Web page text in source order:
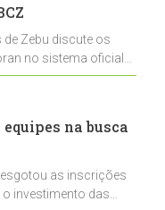
Zebu discute os
no sistema oficial
expansão na
na busca
as inscrições
investimento das